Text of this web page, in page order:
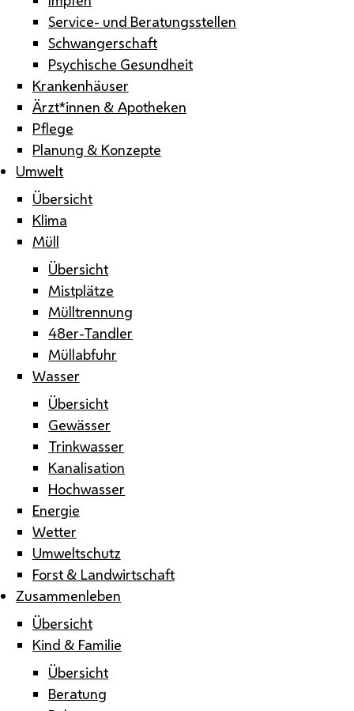
Service- und Beratungsstellen
Schwangerschaft
Psychische Gesundheit
Krankenhäuser
Ärzt*innen & Apotheken
Pflege
Planung & Konzepte
Umwelt
Übersicht
Klima
Müll
Übersicht
Mistplätze
Mülltrennung
48er-Tandler
Müllabfuhr
Wasser
Übersicht
Gewässer
Trinkwasser
Kanalisation
Hochwasser
Energie
Wetter
Umweltschutz
Forst & Landwirtschaft
Zusammenleben
Übersicht
Kind & Familie
Übersicht
Beratung